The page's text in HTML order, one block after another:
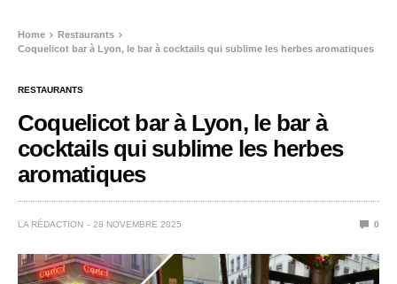
Home
Restaurants
Coquelicot bar à Lyon, le bar à cocktails qui sublime les herbes aromatiques
RESTAURANTS
Coquelicot bar à Lyon, le bar à
cocktails qui sublime les herbes
aromatiques
LA RÉDACTION 28 NOVEMBRE 2025 0